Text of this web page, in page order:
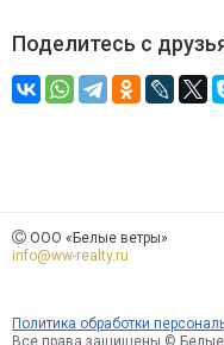
Поделитесь с
ООО «Белые ветры»
info@ww-realty.ru
Политика обработки
Все права защищены © Белые